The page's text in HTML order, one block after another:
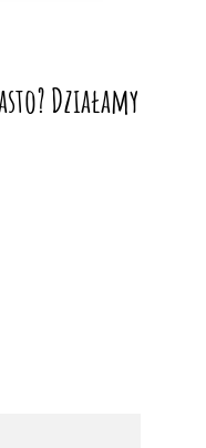
Działamy